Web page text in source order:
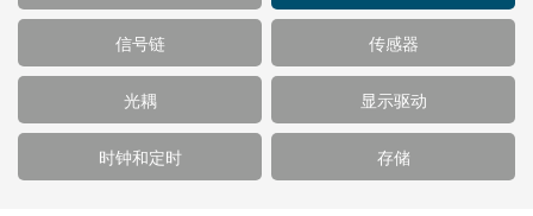
信号链 传感器
光耦 显示驱动
时钟和定时 存储